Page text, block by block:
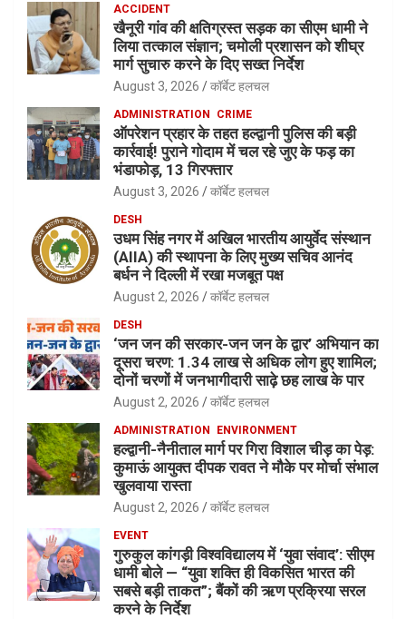
ACCIDENT
खैनूरी गांव की क्षतिग्रस्त सड़क का सीएम धामी ने
लिया तत्काल संज्ञान; चमोली प्रशासन को शीघ्र
मार्ग सुचारु करने के दिए सख्त निर्देश
August 3, 2026 कॉर्बेट हलचल
ADMINISTRATION CRIME
ऑपरेशन प्रहार के तहत हल्द्वानी पुलिस की बड़ी
कार्रवाई! पुराने गोदाम में चल रहे जुए के फड़ का
भंडाफोड़, 13 गिरफ्तार
August 3, 2026 कॉर्बेट हलचल
DESH
उधम सिंह नगर में अखिल भारतीय आयुर्वेद संस्थान
(AIIA) की स्थापना के लिए मुख्य सचिव आनंद
बर्धन ने दिल्ली में रखा मजबूत पक्ष
August 2, 2026 कॉर्बेट हलचल
DESH
‘जन जन की सरकार-जन जन के द्वार’ अभियान का
दूसरा चरण: 1.34 लाख से अधिक लोग हुए शामिल;
दोनों चरणों में जनभागीदारी साढ़े छह लाख के पार
August 2, 2026 कॉर्बेट हलचल
ADMINISTRATION ENVIRONMENT
हल्द्वानी-नैनीताल मार्ग पर गिरा विशाल चीड़ का पेड़:
कुमाऊं आयुक्त दीपक रावत ने मौके पर मोर्चा संभाल
खुलवाया रास्ता
August 2, 2026 कॉर्बेट हलचल
EVENT
गुरुकुल कांगड़ी विश्वविद्यालय में ‘युवा संवाद’: सीएम
धामी बोले — “युवा शक्ति ही विकसित भारत की
सबसे बड़ी ताकत”; बैंकों की ऋण प्रक्रिया सरल
करने के निर्देश